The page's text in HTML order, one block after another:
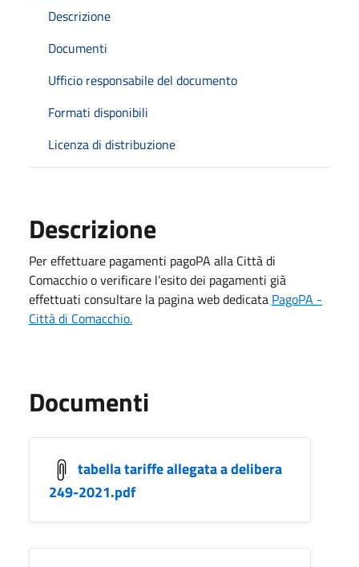
Descrizione
Documenti
Ufficio responsabile del documento
Formati disponibili
Licenza di distribuzione
Descrizione
Per effettuare pagamenti pagoPA alla Città di
Comacchio o verificare l’esito dei pagamenti già
effettuati consultare la pagina web dedicata PagoPA -
Città di Comacchio.
Documenti
tabella tariffe allegata a delibera
249-2021.pdf